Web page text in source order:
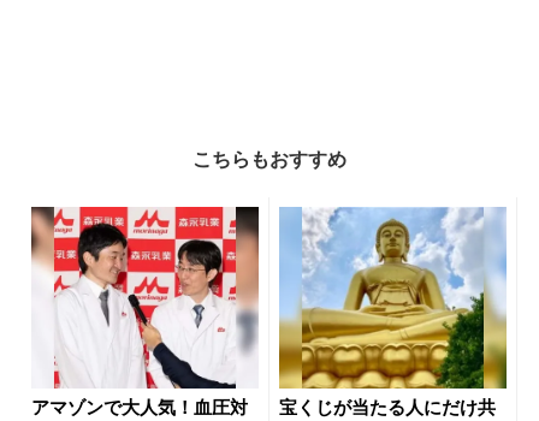
こちらもおすすめ
アマゾンで大人気！血圧対
宝くじが当たる人にだけ共